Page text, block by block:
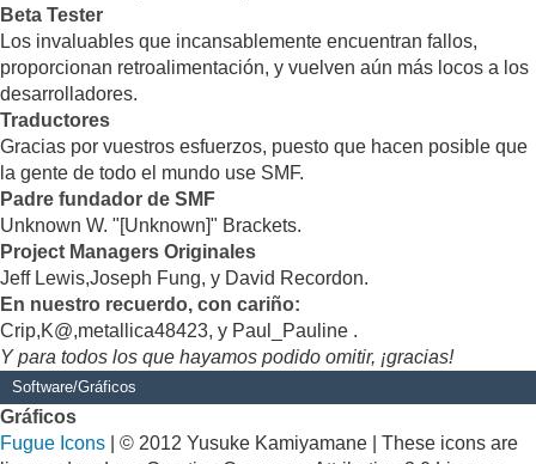
Beta Tester
Los invaluables que incansablemente encuentran fallos,
proporcionan retroalimentación, y vuelven aún más locos a los
desarrolladores.
Traductores
Gracias por vuestros esfuerzos, puesto que hacen posible que
la gente de todo el mundo use SMF.
Padre fundador de SMF
Unknown W. "[Unknown]" Brackets.
Project Managers Originales
Jeff Lewis,Joseph Fung, y David Recordon.
En nuestro recuerdo, con cariño:
Crip,K@,metallica48423, y Paul_Pauline .
Y para todos los que hayamos podido omitir, ¡gracias!
Software/Gráficos
Gráficos
Fugue Icons | © 2012 Yusuke Kamiyamane | These icons are